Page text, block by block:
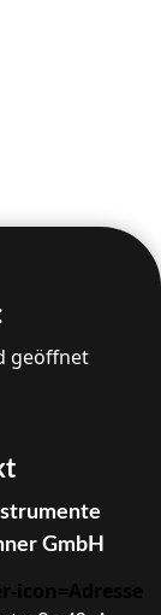
geöffnet
GmbH